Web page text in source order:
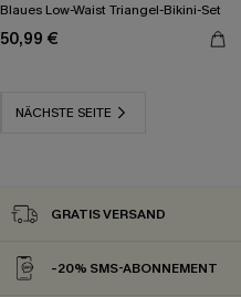
Blaues Low-Waist Triangel-Bikini-Set
50,99 €
NÄCHSTE SEITE
GRATIS VERSAND
-20% SMS-ABONNEMENT